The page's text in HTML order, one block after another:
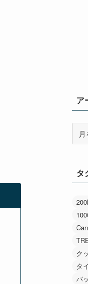
ア
ブタ
ク
タ
バ